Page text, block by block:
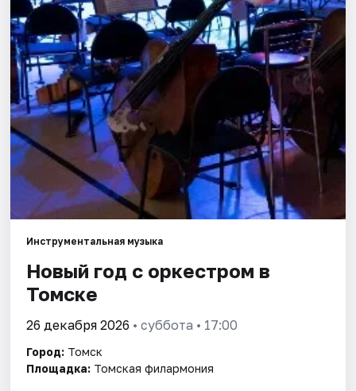
События
Города
Площадки
Артисты
Рейтинги
Инструментальная музыка
Новый год с оркестром в
Томске
26 декабря 2026 • суббота • 17:00
Город: Томск
Площадка: Томская филармония